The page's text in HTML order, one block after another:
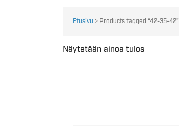
Etusivu > Products tagged “42-35-42”
Näytetään ainoa tulos